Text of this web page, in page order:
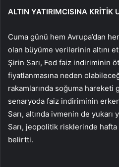
ALTIN YATIRIMCISINA KRİTİK
Cuma günü hem Avrupa’dan
olan büyüme verilerinin altını
Şirin Sarı, Fed faiz indiriminin
fiyatlanmasına neden
rakamlarında soğuma hareketi
senaryoda faiz indiriminin
Sarı, altında ivmenin de yukarı
Sarı, jeopolitik risklerinde
belirtti.